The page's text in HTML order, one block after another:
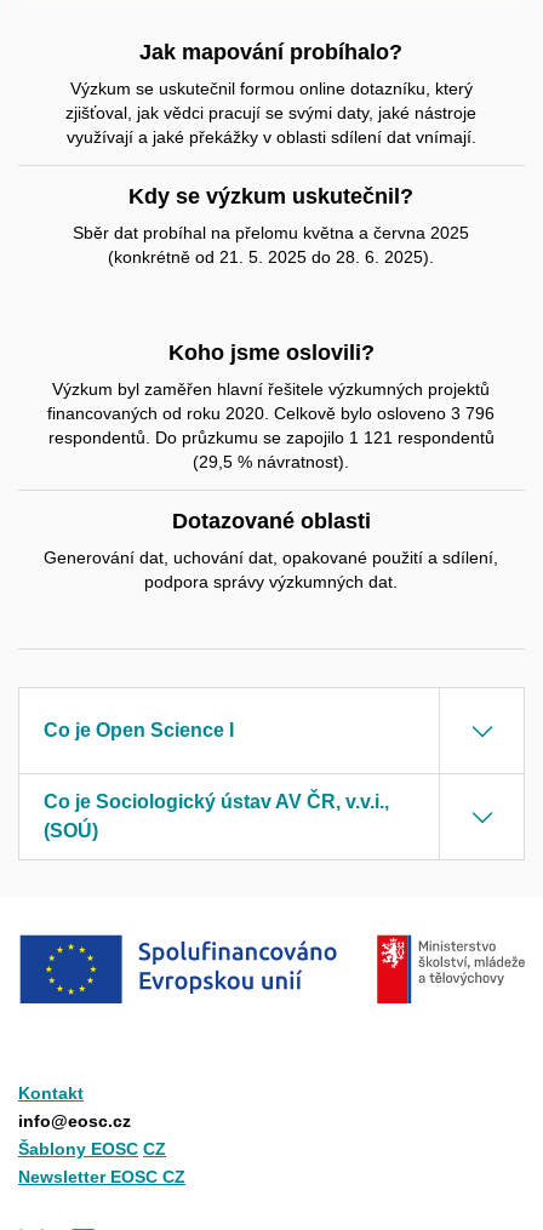
Jak mapování probíhalo?
Výzkum se uskutečnil formou online dotazníku, který
zjišťoval, jak vědci pracují se svými daty, jaké nástroje
využívají a jaké překážky v oblasti sdílení dat vnímají.
Kdy se výzkum uskutečnil?
Sběr dat probíhal na přelomu května a června 2025
(konkrétně od 21. 5. 2025 do 28. 6. 2025).
Koho jsme oslovili?
Výzkum byl zaměřen hlavní řešitele výzkumných projektů
financovaných od roku 2020. Celkově bylo osloveno 3 796
respondentů. Do průzkumu se zapojilo 1 121 respondentů
(29,5 % návratnost).
Dotazované oblasti
Generování dat, uchování dat, opakované použití a sdílení,
podpora správy výzkumných dat.
Co je Open Science I
Co je Sociologický ústav AV ČR, v.v.i.,
(SOÚ)
Kontakt
info@eosc.cz
Šablony EOSC CZ
Newsletter EOSC CZ